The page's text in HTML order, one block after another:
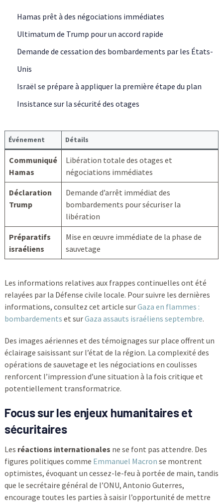
Hamas prêt à des négociations immédiates
Ultimatum de Trump pour un accord rapide
Demande de cessation des bombardements par les États-
Unis
Israël se prépare à appliquer la première étape du plan
Insistance sur la sécurité des otages
Événement Détails
Communiqué
Hamas
Libération totale des otages et
négociations immédiates
Déclaration
Trump
Demande d’arrêt immédiat des
bombardements pour sécuriser la
libération
Préparatifs
israéliens
Mise en œuvre immédiate de la phase de
sauvetage
Les informations relatives aux frappes continuelles ont été
relayées par la Défense civile locale. Pour suivre les dernières
informations, consultez cet article surGaza en flammes :
bombardements et surGaza assauts israéliens septembre.
Des images aériennes et des témoignages sur place offrent un
éclairage saisissant sur l’état de la région. La complexité des
opérations de sauvetage et les négociations en coulisses
renforcent l’impression d’une situation à la fois critique et
potentiellement transformatrice.
Focus sur les enjeux humanitaires et
sécuritaires
Les réactions internationales ne se font pas attendre. Des
figures politiques comme Emmanuel Macron se montrent
optimistes, évoquant un cessez-le-feu à portée de main, tandis
que le secrétaire général de l’ONU, Antonio Guterres,
encourage toutes les parties à saisir l’opportunité de mettre